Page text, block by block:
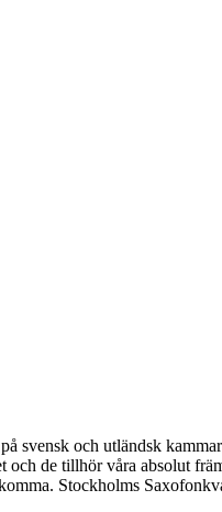
svensk och utländsk
de tillhör våra absolut
Stockholms